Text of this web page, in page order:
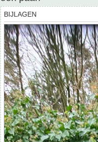
BIJLAGEN